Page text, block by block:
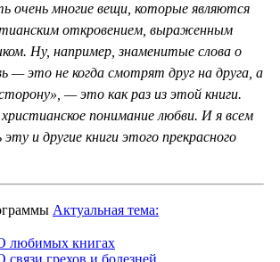
очень многие вещи, которые являются
откровением, выраженным
Ну, например, знаменитые слова о
— это не когда смотрят друг на друга, а
— это как раз из этой книги.
понимание любви. И я всем
и другие книги этого прекрасного
Актуальная тема:
любимых книгах
связи грехов и болезней